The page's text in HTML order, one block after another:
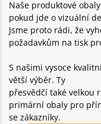
Naše produktové
pokud jde o vizuální
Jsme proto rádi, že
požadavkům na tisk
S našimi vysoce
větší výběr. Ty
přesvědčí také velkou
primární obaly pro
se zákazníky.